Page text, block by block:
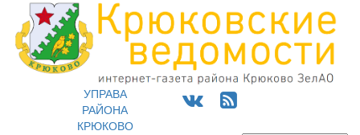
УПРАВА
РАЙОНА
КРЮКОВО